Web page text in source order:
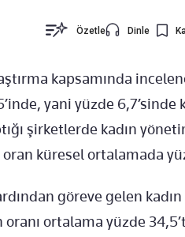
Özetle Dinle
kapsamında
yani yüzde 6,7’sinde
şirketlerde kadın
oran küresel ortalamada
göreve gelen
ortalama yüzde